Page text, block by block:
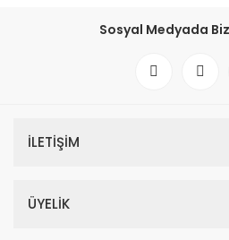
Sosyal Medyada
İLETİŞİM
ÜYELİK